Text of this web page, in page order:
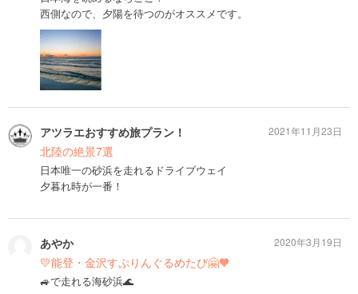
西側なので、夕陽を待つのがオススメです。
アツラエおすすめ旅プラン！
北陸の絶景7選
日本唯一の砂浜を走れるドライブウェイ
夕暮れ時が一番！
2021年11月23日
あやか
💛能登・金沢すぷりんぐるめたび🤗🧡
🚙で走れる海砂浜🌊
2020年3月19日